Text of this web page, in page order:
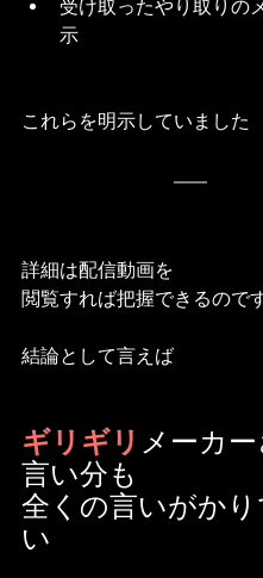
受け取ったやり取りの
示
これらを明示していました
詳細は配信動画を
閲覧すれば把握できるので
結論として言えば
ギリギリ メーカ
言い分も
全くの言いがか
い